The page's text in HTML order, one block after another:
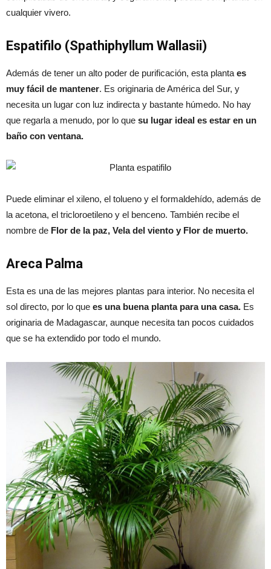
cualquier vivero.
Espatifilo (Spathiphyllum Wallasii)
Además de tener un alto poder de purificación, esta plantaes
muy fácil de mantener. Es originaria de América del Sur, y
necesita un lugar con luz indirecta y bastante húmedo. No hay
que regarla a menudo, por lo que su lugar ideal es estar en un
baño con ventana.
Puede eliminar el xileno, el tolueno y el formaldehído, además de
la acetona, el tricloroetileno y el benceno. También recibe el
nombre de Flor de la paz, Vela del viento y Flor de muerto.
Areca Palma
Esta es una de las mejores plantas para interior. No necesita el
sol directo, por lo que es una buena planta para una casa. Es
originaria de Madagascar, aunque necesita tan pocos cuidados
que se ha extendido por todo el mundo.